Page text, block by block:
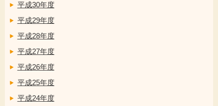
平成30年度
平成29年度
平成28年度
平成27年度
平成26年度
平成25年度
平成24年度